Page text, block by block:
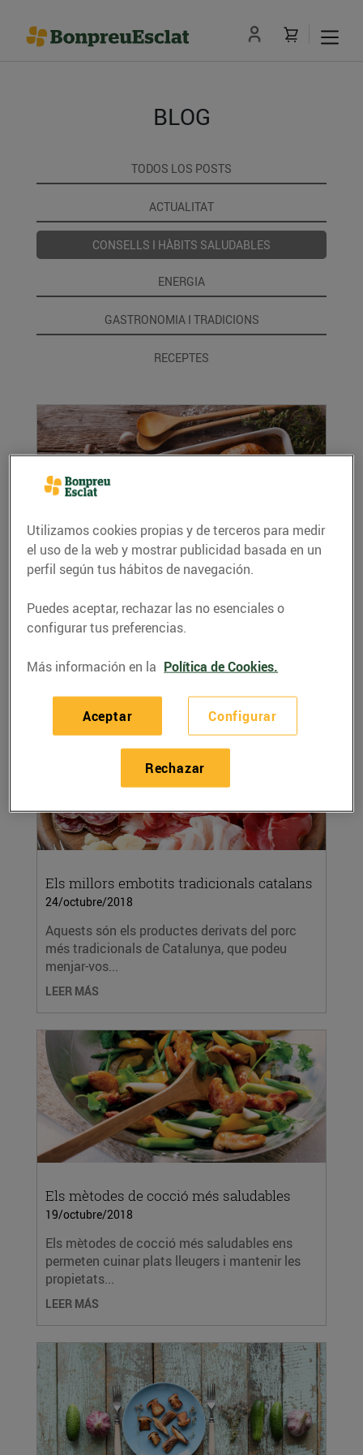
BLOG
TODOS LOS POSTS
ACTUALITAT
CONSELLS I HÀBITS SALUDABLES
ENERGIA
GASTRONOMIA I TRADICIONS
RECEPTES
Pollastre, deliciós i apte per a tothom
Apta per a tothom, la carn de pollastre destaca
per les propietats saludables, el gust suau i la...
LEER MÁS
Els millors embotits tradicionals catalans
24/octubre/2018
Aquests són els productes derivats del porc
més tradicionals de Catalunya, que podeu
menjar-vos...
LEER MÁS
Els mètodes de cocció més saludables
19/octubre/2018
Els mètodes de cocció més saludables ens
permeten cuinar plats lleugers i mantenir les
propietats...
LEER MÁS
Utilizamos cookies propias y de terceros para medir
el uso de la web y mostrar publicidad basada en un
perfil según tus hábitos de navegación.
Puedes aceptar, rechazar las no esenciales o
configurar tus preferencias.
Más información en la Política de Cookies.
Configurar
Rechazar
Aceptar